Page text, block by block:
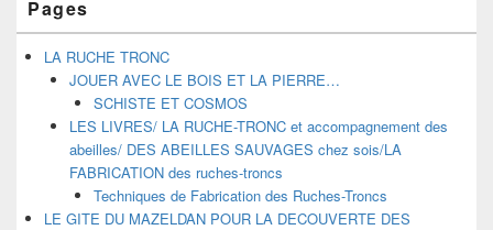
Pages
LA RUCHE TRONC
JOUER AVEC LE BOIS ET LA PIERRE…
SCHISTE ET COSMOS
LES LIVRES/ LA RUCHE-TRONC et accompagnement des
abeilles/ DES ABEILLES SAUVAGES chez sois/LA
FABRICATION des ruches-troncs
Techniques de Fabrication des Ruches-Troncs
LE GITE DU MAZELDAN POUR LA DECOUVERTE DES